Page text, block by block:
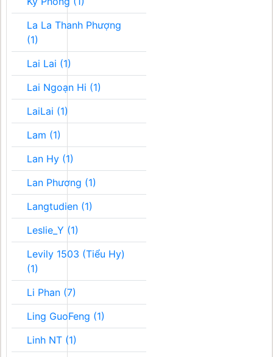
La La Thanh Phượng
(1)
Lai Lai (1)
Lai Ngoạn Hi (1)
LaiLai (1)
Lam (1)
Lan Hy (1)
Lan Phương (1)
Langtudien (1)
Leslie_Y (1)
Levily 1503 (Tiểu Hy)
(1)
Li Phan (7)
Ling GuoFeng (1)
Linh NT (1)